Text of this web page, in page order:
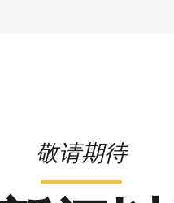
敬请期待